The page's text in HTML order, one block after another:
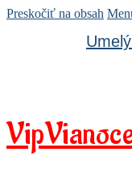
Preskočiť na obsah